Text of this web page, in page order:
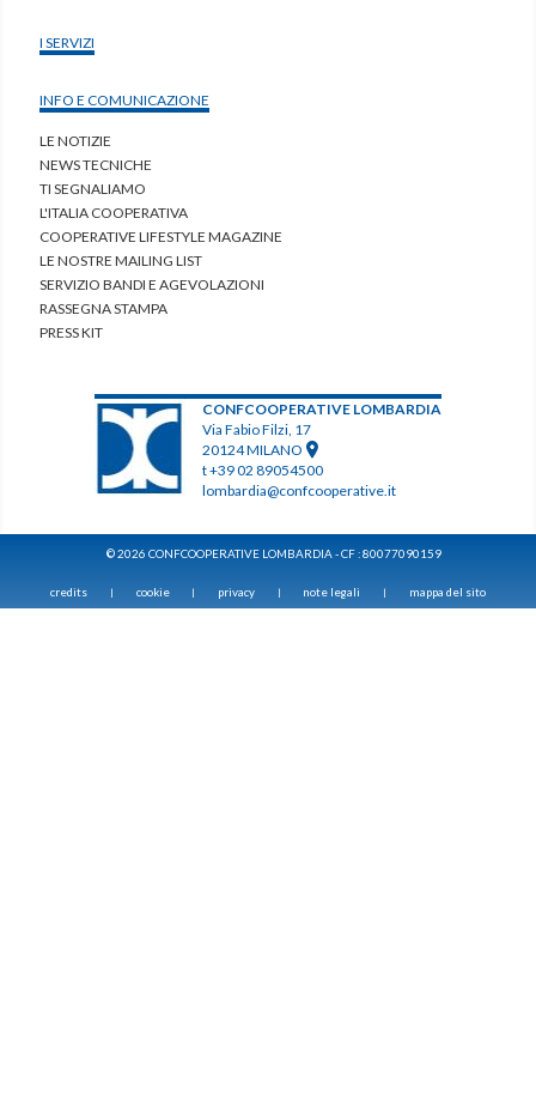
I SERVIZI
INFO E COMUNICAZIONE
LE NOTIZIE
NEWS TECNICHE
TI SEGNALIAMO
L'ITALIA COOPERATIVA
COOPERATIVE LIFESTYLE MAGAZINE
LE NOSTRE MAILING LIST
SERVIZIO BANDI E AGEVOLAZIONI
RASSEGNA STAMPA
PRESS KIT
CONFCOOPERATIVE LOMBARDIA
Via Fabio Filzi, 17
20124 MILANO
t +39 02 89054500
lombardia@confcooperative.it
© 2026 CONFCOOPERATIVE LOMBARDIA - CF : 80077090159
credits | cookie | privacy | note legali | mappa del sito